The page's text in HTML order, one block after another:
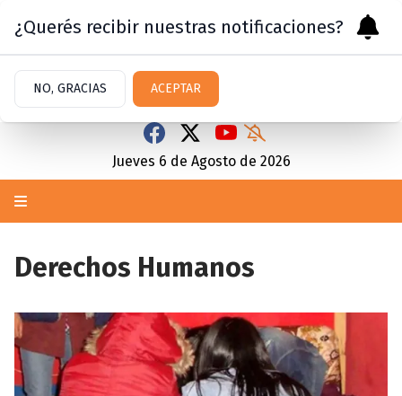
Jueves 6 de Agosto de 2026
Derechos Humanos
¿Querés recibir nuestras notificaciones?
NO, GRACIAS ACEPTAR